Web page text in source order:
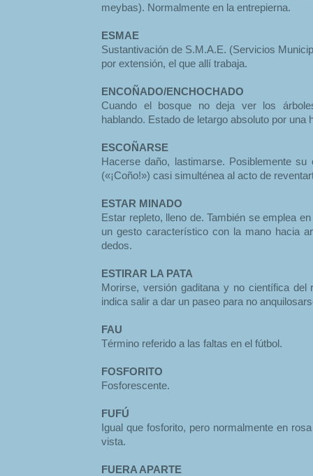
meybas). Normalmente en la entrepierna.
ESMAE
Sustantivación de S.M.A.E. (Servicios
por extensión, el que allí trabaja.
ENCOÑADO/ENCHOCHADO
Cuando el bosque no deja ver los
hablando. Estado de letargo absoluto por una
ESCOÑARSE
Hacerse daño, lastimarse. Posiblemente
(«¡Coño!») casi simulténea al acto de
ESTAR MINADO
Estar repleto, lleno de. También se emplea
un gesto característico con la mano hacia
dedos.
ESTIRAR LA PATA
Morirse, versión gaditana y no científica del
indica salir a dar un paseo para no
FAU
Término referido a las faltas en el fútbol.
FOSFORITO
Fosforescente.
FUFÚ
Igual que fosforito, pero normalmente en
vista.
FUERA APARTE